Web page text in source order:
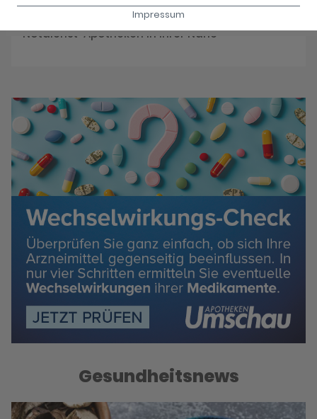
Impressum
Notdienst-Apotheken in Ihrer Nähe
Gesundheitsnews